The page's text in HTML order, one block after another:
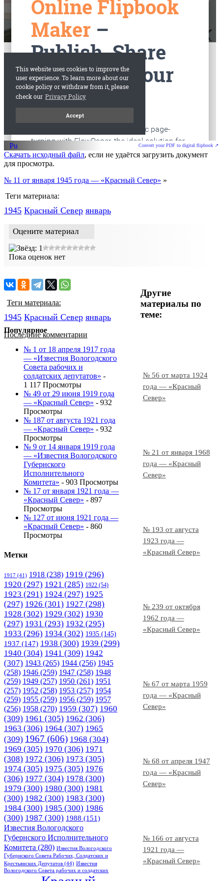
старые газеты
Convert your PDF to digital flipbook ↗
Скачать исходный файл, если не удаётся загрузить документ
для просмотра.
№ 11 от января 1945 года — «Красный Север» »
Теги материала:
1945 Красный Cевер январь
Оцените материал
Пока оценок нет
Другие
материалы по
теме:
№ 56 от марта 1924
года — «Красный
Север»
№ 21 от января 1968
года — «Красный
Север»
№ 193 от августа
1923 года —
«Красный Север»
№ 239 от октября
1962 года —
«Красный Север»
№ 67 от марта 1959
года — «Красный
Север»
№ 68 от апреля 1947
года — «Красный
Север»
№ 166 от августа
1921 года —
«Красный Север»
Теги материала:
1945 Красный Cевер январь
Последние комментарии
Популярное
№ 1 от 18 апреля 1917 года
— «Известия Вологодского
Совета рабочих и
солдатских депутатов» -
1 117 Просмотры
№ 49 от 29 июня 1919 года
— «Красный Север» - 932
Просмотры
№ 187 от августа 1921 года
— «Красный Север» - 932
Просмотры
№ 9 от 14 января 1919 года
— «Известия Вологодского
Губернского
Исполнительного
Комитета» - 903 Просмотры
№ 17 от января 1921 года —
«Красный Север» - 897
Просмотры
№ 127 от июня 1921 года —
«Красный Север» - 860
Просмотры
Метки
1917 (41) 1918 (238) 1919 (296)
1920 (297) 1921 (285) 1922 (54)
1923 (291) 1924 (297) 1925
(297) 1926 (301) 1927 (298)
1928 (302) 1929 (302) 1930
(297) 1931 (293) 1932 (295)
1933 (296) 1934 (302) 1935 (145)
1937 (147) 1938 (300) 1939 (299)
1940 (304) 1941 (309) 1942
(307) 1943 (265) 1944 (256) 1945
(258) 1946 (259) 1947 (258) 1948
(259) 1949 (257) 1950 (261) 1951
(257) 1952 (258) 1953 (257) 1954
(259) 1955 (259) 1956 (259) 1957
(256) 1958 (270) 1959 (307) 1960
(309) 1961 (305) 1962 (306)
1963 (306) 1964 (307) 1965
(309) 1967 (606) 1968 (304)
1969 (305) 1970 (306) 1971
(308) 1972 (306) 1973 (305)
1974 (305) 1975 (305) 1976
(306) 1977 (304) 1978 (300)
1979 (300) 1980 (300) 1981
(300) 1982 (300) 1983 (300)
1984 (300) 1985 (300) 1986
(300) 1987 (300) 1988 (151)
Известия Вологодского
Губернского Исполнительного
Комитета (280) Известия Вологодского
Губернского Совета Рабочих, Солдатских и
Крестьянских Депутатов (44) Известия
Вологодского Совета рабочих и солдатских